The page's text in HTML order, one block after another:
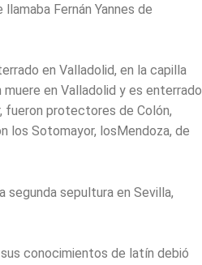
Fernán Yannes de
en Valladolid, en la capilla
en Valladolid y es enterrado
fueron protectores de Colón,
los Sotomayor, losMendoza, de
segunda sepultura en Sevilla,
conocimientos de latín debió